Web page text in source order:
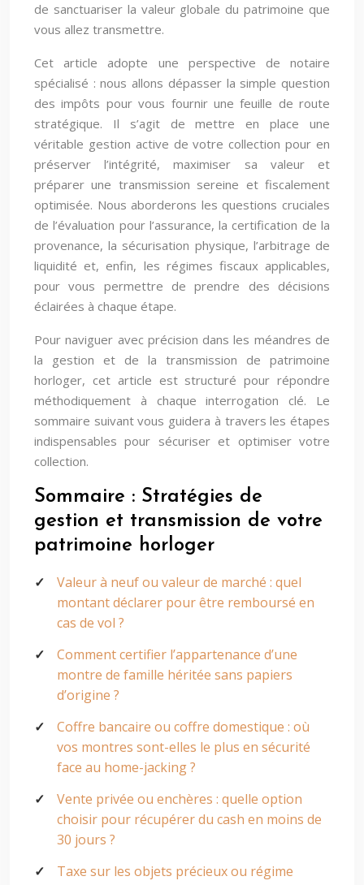
de sanctuariser la valeur globale du patrimoine que
vous allez transmettre.
Cet article adopte une perspective de notaire
spécialisé : nous allons dépasser la simple question
des impôts pour vous fournir une feuille de route
stratégique. Il s’agit de mettre en place une
véritable gestion active de votre collection pour en
préserver l’intégrité, maximiser sa valeur et
préparer une transmission sereine et fiscalement
optimisée. Nous aborderons les questions cruciales
de l’évaluation pour l’assurance, la certification de la
provenance, la sécurisation physique, l’arbitrage de
liquidité et, enfin, les régimes fiscaux applicables,
pour vous permettre de prendre des décisions
éclairées à chaque étape.
Pour naviguer avec précision dans les méandres de
la gestion et de la transmission de patrimoine
horloger, cet article est structuré pour répondre
méthodiquement à chaque interrogation clé. Le
sommaire suivant vous guidera à travers les étapes
indispensables pour sécuriser et optimiser votre
collection.
Sommaire : Stratégies de
gestion et transmission de votre
patrimoine horloger
Valeur à neuf ou valeur de marché : quel
montant déclarer pour être remboursé en
cas de vol ?
Comment certifier l’appartenance d’une
montre de famille héritée sans papiers
d’origine ?
Coffre bancaire ou coffre domestique : où
vos montres sont-elles le plus en sécurité
face au home-jacking ?
Vente privée ou enchères : quelle option
choisir pour récupérer du cash en moins de
30 jours ?
Taxe sur les objets précieux ou régime